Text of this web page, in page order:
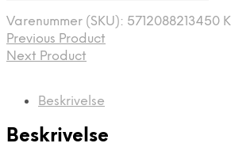
Varenummer (SKU): 5712088213450
Previous Product
Next Product
Beskrivelse
Beskrivelse